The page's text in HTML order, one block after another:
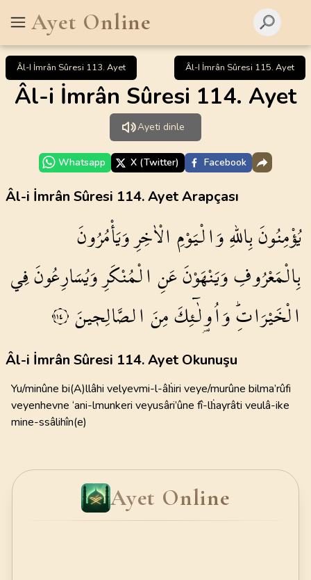
Ayet Online
Âl-I İmrân Sûresi 113. Ayet Âl-I İmrân Sûresi 115. Ayet
Âl-i İmrân Sûresi 114. Ayet
Ayeti dinle
Whatsapp X (Twitter) Facebook
Âl-i İmrân Sûresi 114. Ayet Arapçası
يُؤْمِنُونَبِاللّٰهِوَالْيَوْمِالْاٰخِرِوَيَأْمُرُونَ
بِالْمَعْرُوفِوَيَنْهَوْنَعَنِالْمُنْكَرِوَيُسَارِعُونَفِي
الْخَيْرَاتِۜوَاُو۬لٰٓئِكَمِنَالصَّالِح۪ينَ ١١٤
Âl-i İmrân Sûresi 114. Ayet Okunuşu
Yu/minûne bi(A)llâhi velyevmi-l-âḣiri veye/murûne bilma’rûfi
veyenhevne ‘ani-lmunkeri veyusâri’ûne fî-lḣayrâti veulâ-ike
mine-ssâlihîn(e)
Ayet Online